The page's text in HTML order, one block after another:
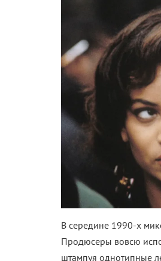
В середине 1990-х
Продюсеры вовсю
штампуя однотипные